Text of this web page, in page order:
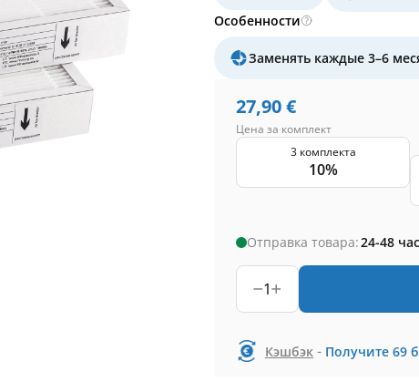
Особенности
Заменять каждые 3–6
27,90€
Цена за комплект
3 комплекта
10%
Отправка товара:24-48
1
Кэшбэк - Получите 69